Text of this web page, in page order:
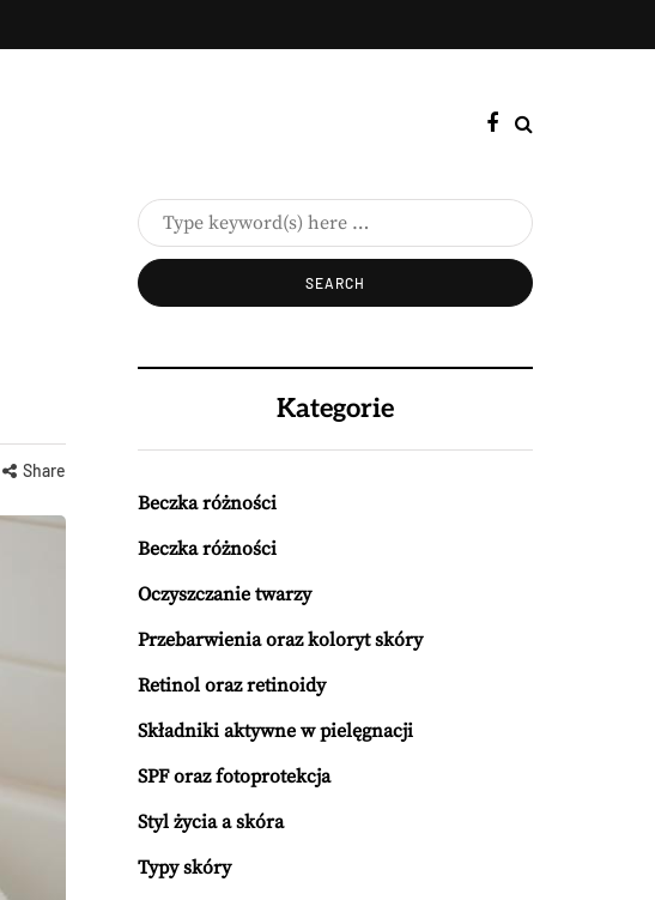
Share
Kategorie
Beczka różności
Beczka różności
Oczyszczanie twarzy
Przebarwienia oraz koloryt skóry
Retinol oraz retinoidy
Składniki aktywne w pielęgnacji
SPF oraz fotoprotekcja
Styl życia a skóra
Typy skóry